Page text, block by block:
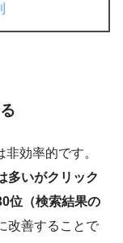
効率的です。
多いがクリック
位（検索結果の
改善することで